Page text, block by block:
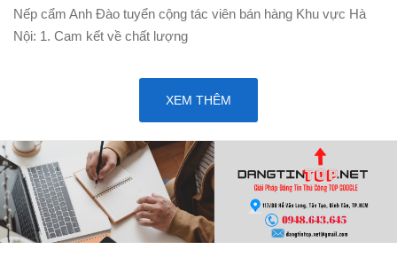
Nếp cẩm Anh Đào tuyển cộng tác viên bán hàng Khu vực Hà
Nội: 1. Cam kết về chất lượng
XEM THÊM